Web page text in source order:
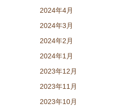
2024年4月
2024年3月
2024年2月
2024年1月
2023年12月
2023年11月
2023年10月